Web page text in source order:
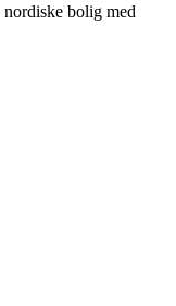
bolig med